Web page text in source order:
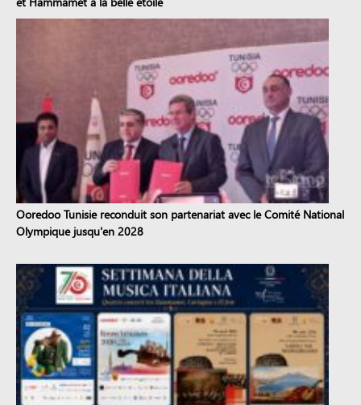
Ooredoo Tunisie reconduit son partenariat avec le Comité National
Olympique jusqu'en 2028